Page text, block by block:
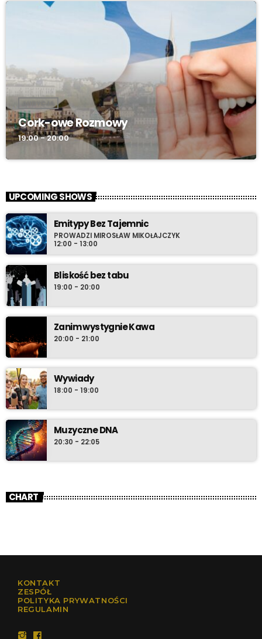
AUDYCJA
Cork-owe Rozmowy
19:00 - 20:00
UPCOMING SHOWS
Emitypy Bez Tajemnic
PROWADZI MIROSŁAW MIKOŁAJCZYK
12:00 - 13:00
Bliskość bez tabu
19:00 - 20:00
Zanim wystygnie Kawa
20:00 - 21:00
Wywiady
18:00 - 19:00
Muzyczne DNA
20:30 - 22:05
CHART
KONTAKT
ZESPÓŁ
POLITYKA PRYWATNOŚCI
REGULAMIN